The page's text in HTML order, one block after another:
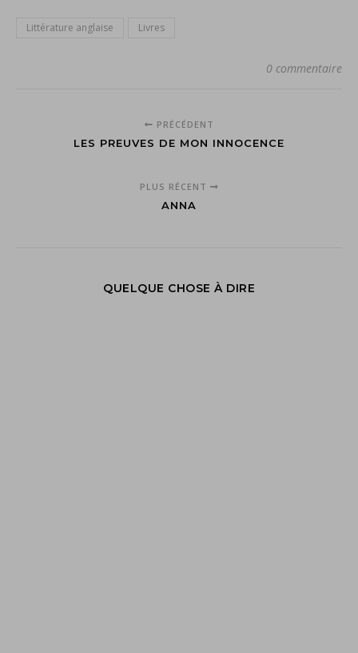
Littérature anglaise Livres
0 commentaire
PRÉCÉDENT
LES PREUVES DE MON INNOCENCE
PLUS RÉCENT
ANNA
QUELQUE CHOSE À DIRE